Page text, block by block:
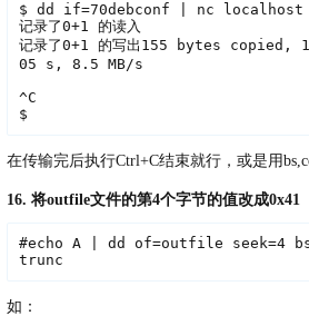
$ dd if=70debconf | nc localhost
记录了0+1 的读入
记录了0+1 的写出155 bytes copied,
05 s, 8.5 MB/s
^C
$
在传输完后执行Ctrl+C结束就行，或是用
16. 将outfile文件的第4个字节的值改成0x41
#echo A | dd of=outfile seek=4
trunc
如：